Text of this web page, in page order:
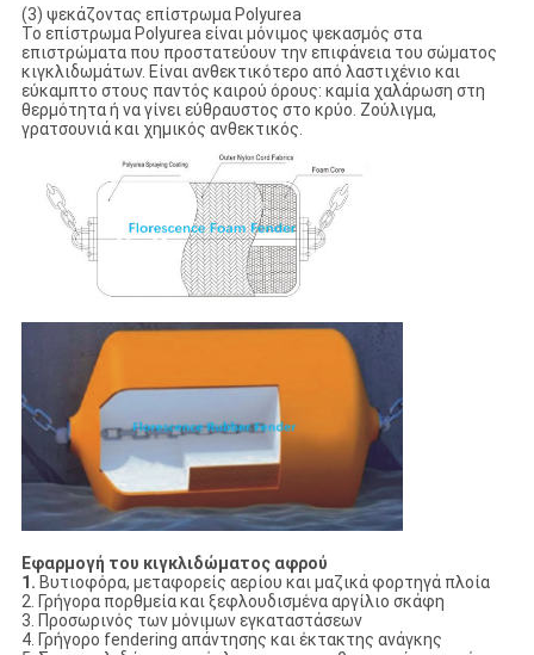
(3) ψεκάζοντας επίστρωμα Polyurea
Το επίστρωμα Polyurea είναι μόνιμος ψεκασμός στα
επιστρώματα που προστατεύουν την επιφάνεια του σώματος
κιγκλιδωμάτων. Είναι ανθεκτικότερο από λαστιχένιο και
εύκαμπτο στους παντός καιρού όρους: καμία χαλάρωση στη
θερμότητα ή να γίνει εύθραυστος στο κρύο. Ζούλιγμα,
γρατσουνιά και χημικός ανθεκτικός.
Εφαρμογή του κιγκλιδώματος αφρού
1. Βυτιοφόρα, μεταφορείς αερίου και μαζικά φορτηγά πλοία
2. Γρήγορα πορθμεία και ξεφλουδισμένα αργίλιο σκάφη
3. Προσωρινός των μόνιμων εγκαταστάσεων
4. Γρήγορο fendering απάντησης και έκτακτης ανάγκης